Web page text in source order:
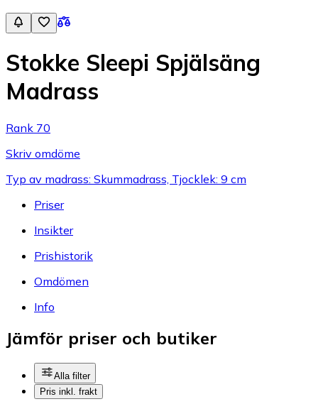
Stokke Sleepi Spjälsäng
Madrass
Rank 70
Skriv omdöme
Typ av madrass: Skummadrass, Tjocklek: 9 cm
Priser
Insikter
Prishistorik
Omdömen
Info
Jämför priser och butiker
Alla filter
Pris inkl. frakt